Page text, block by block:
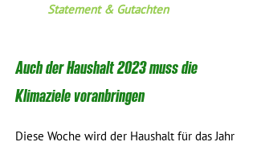
Statement & Gutachten
Auch der Haushalt 2023 muss die
Klimaziele voranbringen
Diese Woche wird der Haushalt für das Jahr